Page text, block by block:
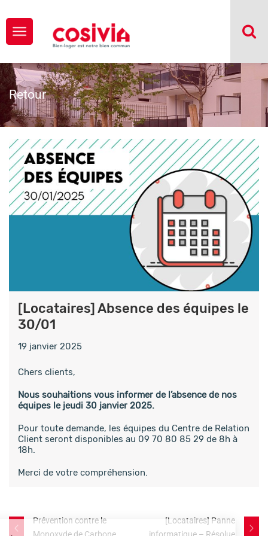
Retour
[Locataires] Absence des équipes le
30/01
19 janvier 2025
Chers clients,
Nous souhaitions vous informer de l’absence de nos
équipes le jeudi 30 janvier 2025.
Pour toute demande, les équipes du Centre de Relation
Client seront disponibles au 09 70 80 85 29 de 8h à
18h.
Merci de votre compréhension.
PostPrévention contre le
[Locataires] Panne